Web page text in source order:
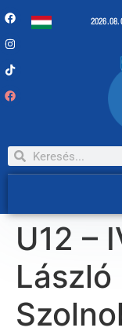
U12 –
László